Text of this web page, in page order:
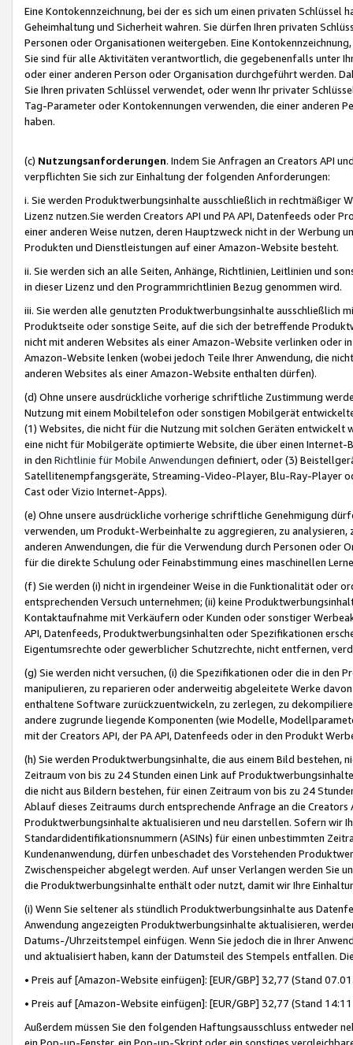
Eine Kontokennzeichnung, bei der es sich um einen privaten
Geheimhaltung und Sicherheit wahren. Sie dürfen Ihren privaten
Personen oder Organisationen weitergeben. Eine
Sie sind für alle Aktivitäten verantwortlich, die gegebenenfalls unter
oder einer anderen Person oder Organisation durchgeführt werden.
Sie Ihren privaten Schlüssel verwendet, oder wenn Ihr privater
Tag-Parameter oder Kontokennungen verwenden, die einer anderen
haben.
(c) Nutzungsanforderungen. Indem Sie Anfragen an Creators API
verpflichten Sie sich zur Einhaltung der folgenden Anforderungen:
i. Sie werden Produktwerbungsinhalte ausschließlich in rechtmäßiger
Lizenz nutzen.Sie werden Creators API und PA API, Datenfeeds oder
einer anderen Weise nutzen, deren Hauptzweck nicht in der Werbung
Produkten und Dienstleistungen auf einer Amazon-Website besteht.
ii. Sie werden sich an alle Seiten, Anhänge, Richtlinien, Leitlinien und
in dieser Lizenz und den Programmrichtlinien Bezug genommen wird.
iii. Sie werden alle genutzten Produktwerbungsinhalte ausschließlich
Produktseite oder sonstige Seite, auf die sich der betreffende
nicht mit anderen Websites als einer Amazon-Website verlinken oder
Amazon-Website lenken (wobei jedoch Teile Ihrer Anwendung, die
anderen Websites als einer Amazon-Website enthalten dürfen).
(d) Ohne unsere ausdrückliche vorherige schriftliche Zustimmung
Nutzung mit einem Mobiltelefon oder sonstigen Mobilgerät
(1) Websites, die nicht für die Nutzung mit solchen Geräten
eine nicht für Mobilgeräte optimierte Website, die über einen
in den Richtlinie für Mobile Anwendungen definiert, oder (3)
Satellitenempfangsgeräte, Streaming-Video-Player, Blu-Ray-Player
Cast oder Vizio Internet-Apps).
(e) Ohne unsere ausdrückliche vorherige schriftliche Genehmigung
verwenden, um Produkt-Werbeinhalte zu aggregieren, zu
anderen Anwendungen, die für die Verwendung durch Personen
für die direkte Schulung oder Feinabstimmung eines maschinellen
(f) Sie werden (i) nicht in irgendeiner Weise in die Funktionalität oder
entsprechenden Versuch unternehmen; (ii) keine
Kontaktaufnahme mit Verkäufern oder Kunden oder sonstiger
API, Datenfeeds, Produktwerbungsinhalten oder Spezifikationen
Eigentumsrechte oder gewerblicher Schutzrechte, nicht entfernen,
(g) Sie werden nicht versuchen, (i) die Spezifikationen oder die in
manipulieren, zu reparieren oder anderweitig abgeleitete Werke
enthaltene Software zurückzuentwickeln, zu zerlegen, zu
andere zugrunde liegende Komponenten (wie Modelle,
mit der Creators API, der PA API, Datenfeeds oder in den Produkt
(h) Sie werden Produktwerbungsinhalte, die aus einem Bild bestehen,
Zeitraum von bis zu 24 Stunden einen Link auf
die nicht aus Bildern bestehen, für einen Zeitraum von bis zu 24
Ablauf dieses Zeitraums durch entsprechende Anfrage an die
Produktwerbungsinhalte aktualisieren und neu darstellen. Sofern wir
Standardidentifikationsnummern (ASINs) für einen unbestimmten
Kundenanwendung, dürfen unbeschadet des Vorstehenden
Zwischenspeicher abgelegt werden. Auf unser Verlangen werden Sie
die Produktwerbungsinhalte enthält oder nutzt, damit wir Ihre
(i) Wenn Sie seltener als stündlich Produktwerbungsinhalte aus
Anwendung angezeigten Produktwerbungsinhalte aktualisieren,
Datums-/Uhrzeitstempel einfügen. Wenn Sie jedoch die in Ihrer
und aktualisiert haben, kann der Datumsteil des Stempels entfallen.
• Preis auf [Amazon-Website einfügen]: [EUR/GBP] 32,77 (Stand
• Preis auf [Amazon-Website einfügen]: [EUR/GBP] 32,77 (Stand
Außerdem müssen Sie den folgenden Haftungsausschluss entweder
ein Pop-up-Fenster, ein Pop-up-Skript oder ein sonstiges